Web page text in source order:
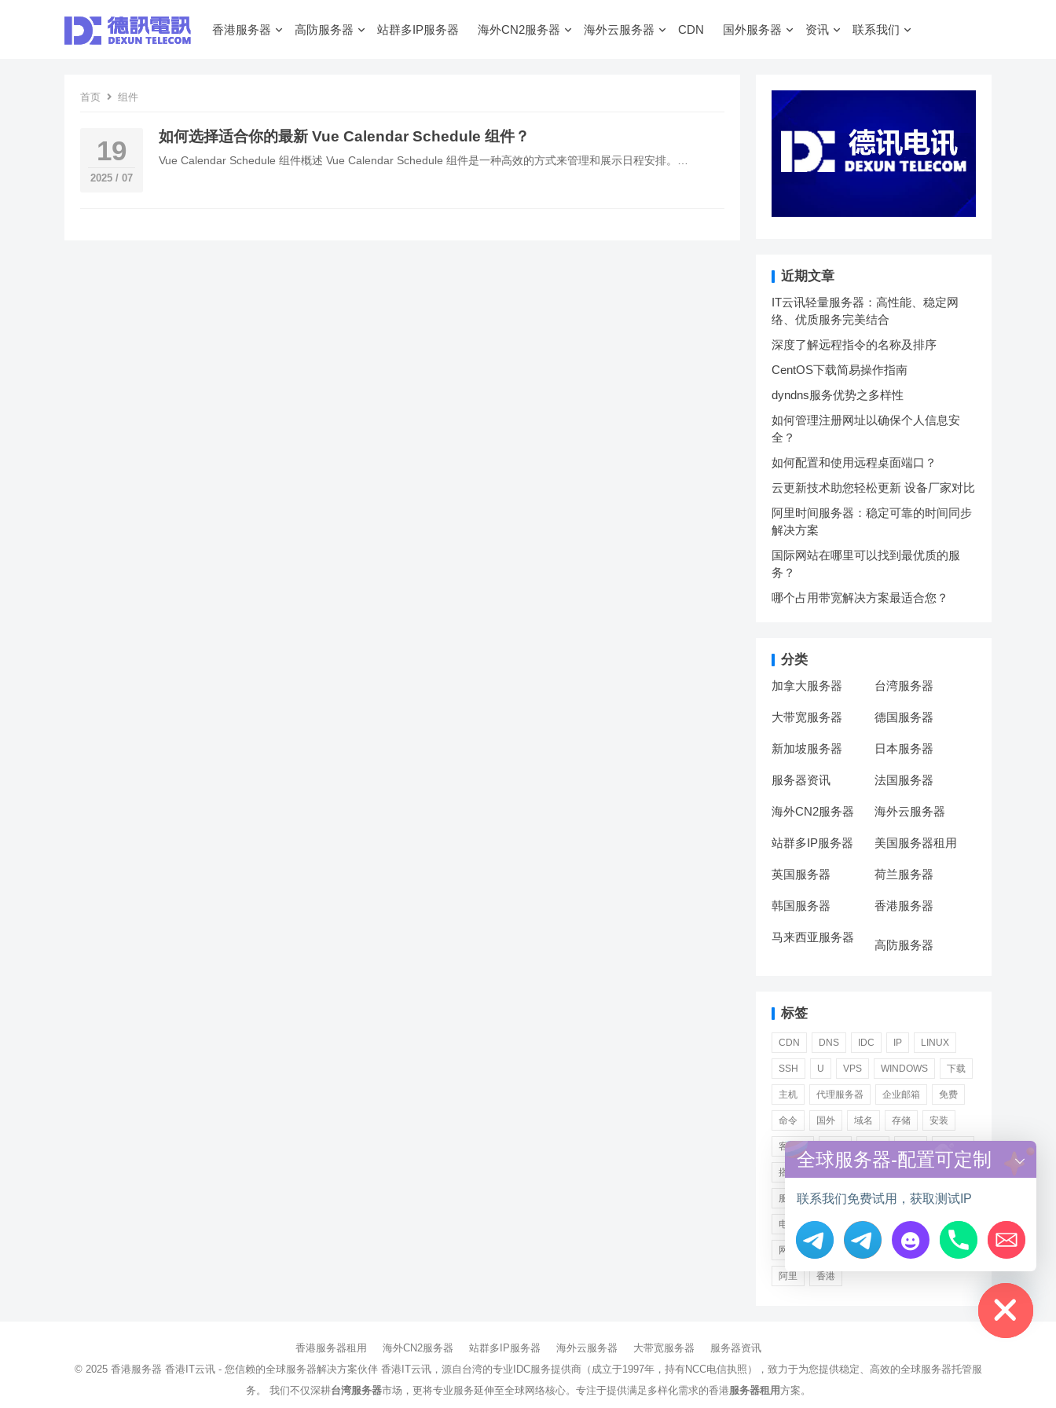
香港服务器 高防服务器 站群多IP服务器 海外CN2服务器 海外云服务器 CDN 国外服务器 资讯 联系我们
首页 组件
19
2025 / 07
如何选择适合你的最新 Vue Calendar Schedule 组件？
Vue Calendar Schedule 组件概述 Vue Calendar Schedule 组件是一种高效的方式来管理和展示日程安排。…
近期文章
IT云讯轻量服务器：高性能、稳定网
络、优质服务完美结合
深度了解远程指令的名称及排序
CentOS下载简易操作指南
dyndns服务优势之多样性
如何管理注册网址以确保个人信息安
全？
如何配置和使用远程桌面端口？
云更新技术助您轻松更新 设备厂家对比
阿里时间服务器：稳定可靠的时间同步
解决方案
国际网站在哪里可以找到最优质的服
务？
哪个占用带宽解决方案最适合您？
分类
加拿大服务器 台湾服务器
大带宽服务器 德国服务器
新加坡服务器 日本服务器
服务器资讯 法国服务器
海外CN2服务器 海外云服务器
站群多IP服务器 美国服务器租用
英国服务器 荷兰服务器
韩国服务器 香港服务器
马来西亚服务器
高防服务器
标签
CDN DNS IDC IP LINUX
SSH U VPS WINDOWS 下载
主机 代理服务器 企业邮箱 免费
命令 国外 域名 存储 安装
客户端
搭建 操作步骤 文件 服务
服务器 注册 海外 游戏 用户
电讯 登录 百度 租用 网站
网络 腾讯 虚拟主机 证书 配置
阿里 香港
香港服务器租用 海外CN2服务器 站群多IP服务器 海外云服务器 大带宽服务器
服务器资讯
© 2025 香港服务器 香港IT云讯 - 您信赖的全球服务器解决方案伙伴 香港IT云讯，源自台湾的专业IDC服务提供商（成立于1997年，持有NCC电信执照），致力于为您提供稳定、高效的全球服务器托管服
务。 我们不仅深耕台湾服务器市场，更将专业服务延伸至全球网络核心。专注于提供满足多样化需求的香港服务器租用方案。
Hide chaty
全球服务器-配置可定制
联系我们免费试用，获取测试IP